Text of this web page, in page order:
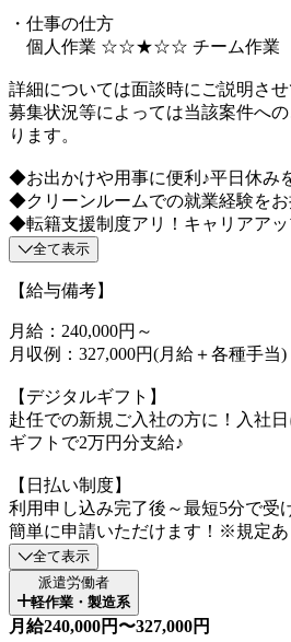
・仕事の仕方
個人作業 ☆☆★☆☆ チーム作業
詳細については面談時にご説明させ
募集状況等によっては当該案件へ
ります。
◆お出かけや用事に便利♪平日休み
◆クリーンルームでの就業経験を
◆転籍支援制度アリ！キャリアア
全て表示
【給与備考】
月給：240,000円～
月収例：327,000円(月給＋各種手当)
【デジタルギフト】
赴任での新規ご入社の方に！入社
ギフトで2万円分支給♪
【日払い制度】
利用申し込み完了後～最短5分で受
簡単に申請いただけます！※規定あ
全て表示
派遣労働者
軽作業・製造系
月給240,000円〜327,000円